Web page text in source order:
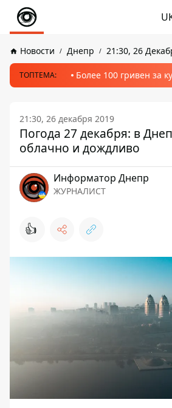
Новости Днепр 21:30, 26
ТОПТЕМА: Более 100 гривен за
21:30, 26 декабря 2019
Погода 27 декабря: в
облачно и дождливо
Информатор Днепр
ЖУРНАЛИСТ
👍